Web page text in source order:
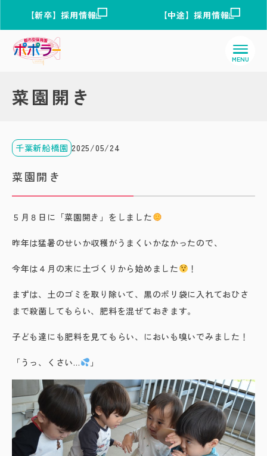
【新卒】採用情報 【中途】採用情報
菜園開き
千葉新船橋園 2025/05/24
菜園開き
５月８日に「菜園開き」をしました
昨年は猛暑のせいか収穫がうまくいかなかったので、
今年は４月の末に土づくりから始めました ！
まずは、土のゴミを取り除いて、黒のポリ袋に入れておひさ
まで殺菌してもらい、肥料を混ぜておきます。
子ども達にも肥料を見てもらい、においも嗅いでみました！
「うっ、くさい… 」